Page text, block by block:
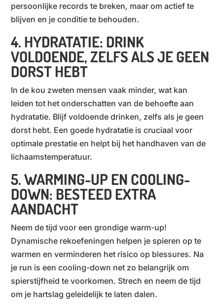
persoonlijke records te breken, maar om actief te
blijven en je conditie te behouden.
4. HYDRATATIE: DRINK
VOLDOENDE, ZELFS ALS JE GEEN
DORST HEBT
In de kou zweten mensen vaak minder, wat kan
leiden tot het onderschatten van de behoefte aan
hydratatie. Blijf voldoende drinken, zelfs als je geen
dorst hebt. Een goede hydratatie is cruciaal voor
optimale prestatie en helpt bij het handhaven van de
lichaamstemperatuur.
5. WARMING-UP EN COOLING-
DOWN: BESTEED EXTRA
AANDACHT
Neem de tijd voor een grondige warm-up!
Dynamische rekoefeningen helpen je spieren op te
warmen en verminderen het risico op blessures. Na
je run is een cooling-down net zo belangrijk om
spierstijfheid te voorkomen. Strech en neem de tijd
om je hartslag geleidelijk te laten dalen.